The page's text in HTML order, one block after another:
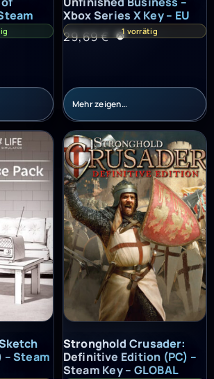
Xbox Series X Key – EU
29,69€ 1 vorrätig
Mehr zeigen…
House Pack (PC) – Steam Key – GLOBAL
– Steam
Stronghold Crusader: Definitive
Stronghold Crusader:
Definitive Edition (PC) –
Steam Key – GLOBAL